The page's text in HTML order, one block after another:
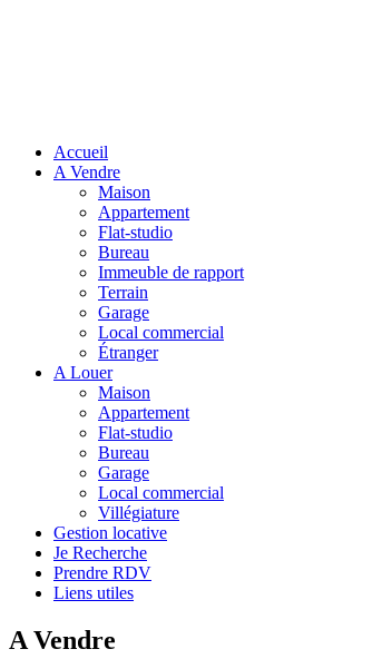
Accueil
A Vendre
Maison
Appartement
Flat-studio
Bureau
Immeuble de rapport
Terrain
Garage
Local commercial
Étranger
A Louer
Maison
Appartement
Flat-studio
Bureau
Garage
Local commercial
Villégiature
Gestion locative
Je Recherche
Prendre RDV
Liens utiles
A Vendre